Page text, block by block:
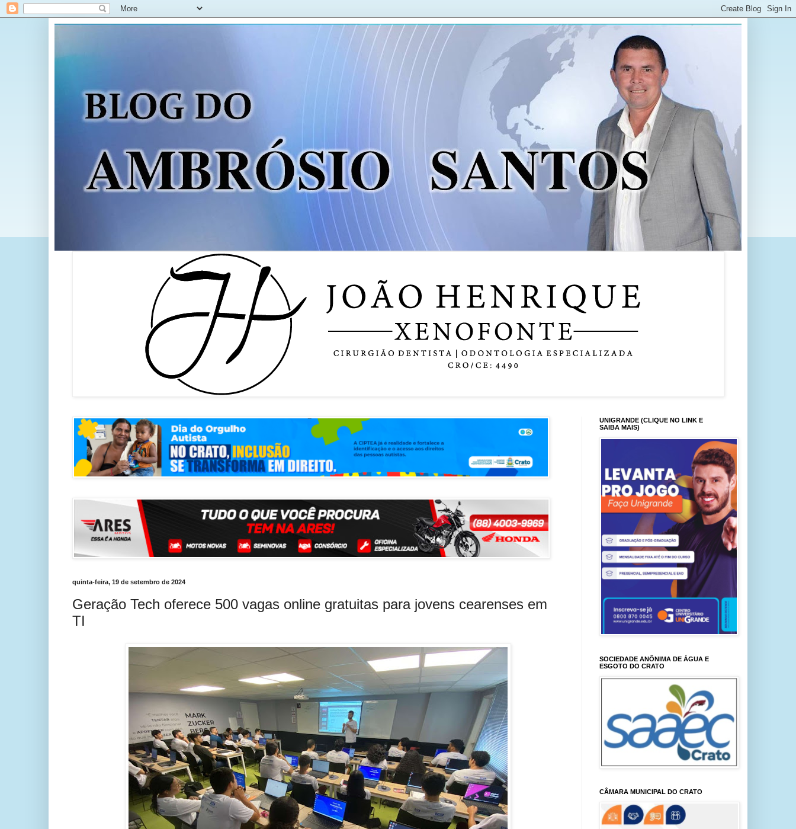
quinta-feira, 19 de setembro de 2024
Geração Tech oferece 500 vagas online gratuitas para jovens cearenses em
TI
UNIGRANDE (CLIQUE NO LINK E
SAIBA MAIS)
SOCIEDADE ANÔNIMA DE ÁGUA E
ESGOTO DO CRATO
CÂMARA MUNICIPAL DO CRATO